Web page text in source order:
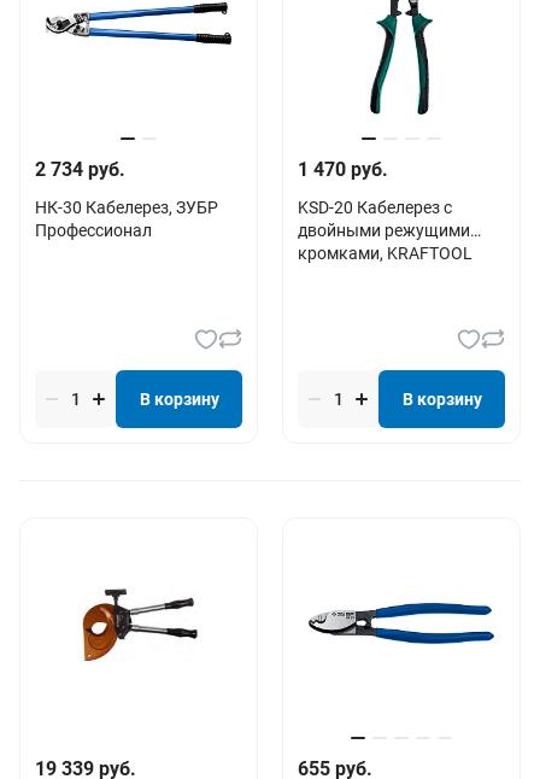
2 734 руб.
НК-30 Кабелерез, ЗУБР
Профессионал
В корзину
1 470 руб.
KSD-20 Кабелерез с
двойными режущими
кромками, KRAFTOOL
В корзину
19 339 руб. 655 руб.